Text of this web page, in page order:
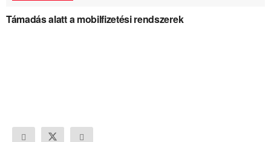
Támadás alatt a mobilfizetési rendszerek